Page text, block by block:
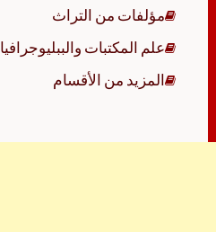
مؤلفات من التراث
علم المكتبات والببليوجرافيا
المزيد من الأقسام